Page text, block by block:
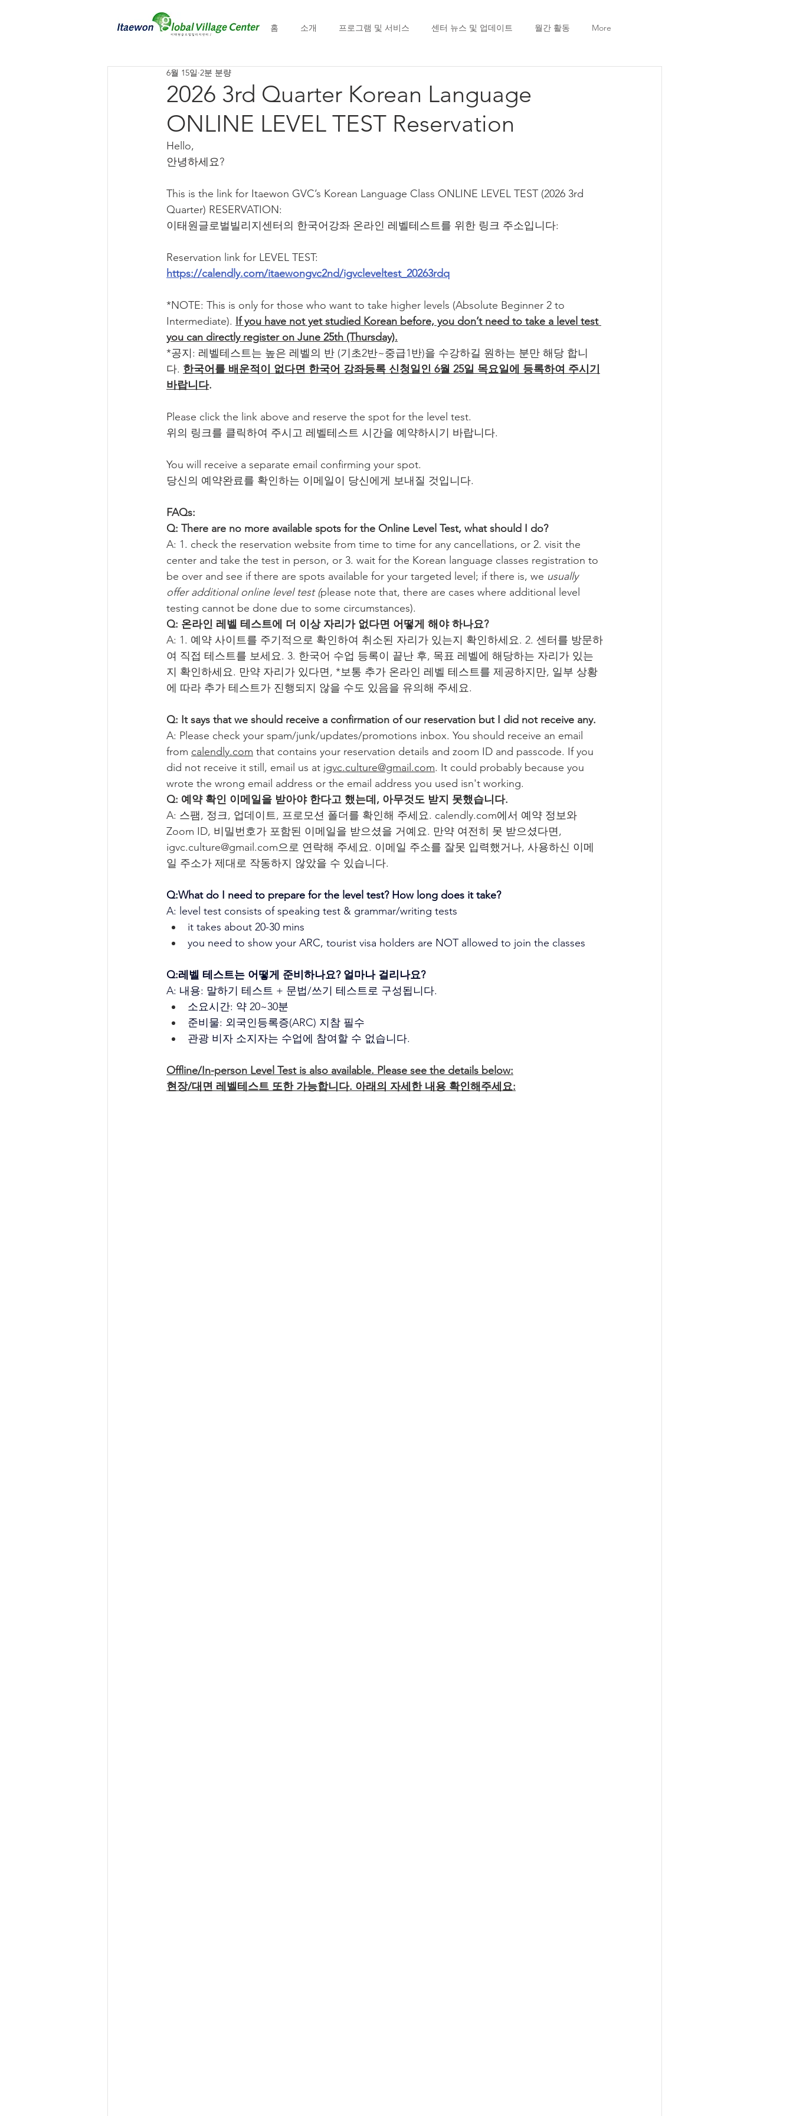
홈 소개 프로그램 및 서비스 센터 뉴스 및 업데이트 월간 활동 More
2026 3rd Quarter Korean Language
ONLINE LEVEL TEST Reservation
6월 15일 2분 분량
Hello,
안녕하세요?
This is the link for Itaewon GVC’s Korean Language Class ONLINE LEVEL TEST (2026 3rd
Quarter) RESERVATION:
이태원글로벌빌리지센터의 한국어강좌 온라인 레벨테스트를 위한 링크 주소입니다:
Reservation link for LEVEL TEST:
https://calendly.com/itaewongvc2nd/igvcleveltest_20263rdq
*NOTE: This is only for those who want to take higher levels (Absolute Beginner 2 to
Intermediate). If you have not yet studied Korean before, you don’t need to take a level test
you can directly register on June 25th (Thursday).
*공지: 레벨테스트는 높은 레벨의 반 (기초2반~중급1반)을 수강하길 원하는 분만 해당 합니
다. 한국어를 배운적이 없다면 한국어 강좌등록 신청일인 6월 25일 목요일에 등록하여 주시기
바랍니다.
Please click the link above and reserve the spot for the level test.
위의 링크를 클릭하여 주시고 레벨테스트 시간을 예약하시기 바랍니다.
You will receive a separate email confirming your spot.
당신의 예약완료를 확인하는 이메일이 당신에게 보내질 것입니다.
FAQs:
Q: There are no more available spots for the Online Level Test, what should I do?
A: 1. check the reservation website from time to time for any cancellations, or 2. visit the
center and take the test in person, or 3. wait for the Korean language classes registration to
be over and see if there are spots available for your targeted level; if there is, we usually
offer additional online level test (please note that, there are cases where additional level
testing cannot be done due to some circumstances).
Q: 온라인 레벨 테스트에 더 이상 자리가 없다면 어떻게 해야 하나요?
A: 1. 예약 사이트를 주기적으로 확인하여 취소된 자리가 있는지 확인하세요. 2. 센터를 방문하
여 직접 테스트를 보세요. 3. 한국어 수업 등록이 끝난 후, 목표 레벨에 해당하는 자리가 있는
지 확인하세요. 만약 자리가 있다면, *보통 추가 온라인 레벨 테스트를 제공하지만, 일부 상황
에 따라 추가 테스트가 진행되지 않을 수도 있음을 유의해 주세요.
Q: It says that we should receive a confirmation of our reservation but I did not receive any.
A: Please check your spam/junk/updates/promotions inbox. You should receive an email
from calendly.com that contains your reservation details and zoom ID and passcode. If you
did not receive it still, email us at igvc.culture@gmail.com. It could probably because you
wrote the wrong email address or the email address you used isn't working.
Q: 예약 확인 이메일을 받아야 한다고 했는데, 아무것도 받지 못했습니다.
A: 스팸, 정크, 업데이트, 프로모션 폴더를 확인해 주세요. calendly.com에서 예약 정보와
Zoom ID, 비밀번호가 포함된 이메일을 받으셨을 거예요. 만약 여전히 못 받으셨다면,
igvc.culture@gmail.com으로 연락해 주세요. 이메일 주소를 잘못 입력했거나, 사용하신 이메
일 주소가 제대로 작동하지 않았을 수 있습니다.
Q:What do I need to prepare for the level test? How long does it take?
A: level test consists of speaking test & grammar/writing tests
it takes about 20-30 mins
you need to show your ARC, tourist visa holders are NOT allowed to join the classes
Q:레벨 테스트는 어떻게 준비하나요? 얼마나 걸리나요?
A: 내용: 말하기 테스트 + 문법/쓰기 테스트로 구성됩니다.
소요시간: 약 20~30분
준비물: 외국인등록증(ARC) 지참 필수
관광 비자 소지자는 수업에 참여할 수 없습니다.
Offline/In-person Level Test is also available. Please see the details below:
현장/대면 레벨테스트 또한 가능합니다. 아래의 자세한 내용 확인해주세요: